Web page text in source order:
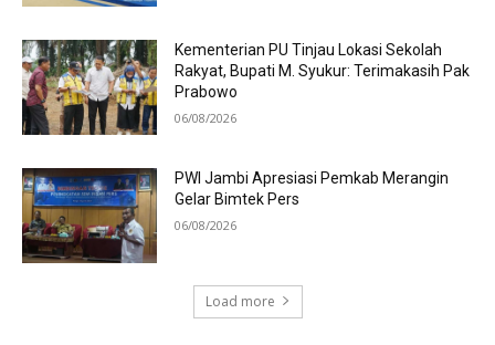
Kementerian PU Tinjau Lokasi Sekolah
Rakyat, Bupati M. Syukur: Terimakasih Pak
Prabowo
06/08/2026
PWI Jambi Apresiasi Pemkab Merangin
Gelar Bimtek Pers
06/08/2026
Load more